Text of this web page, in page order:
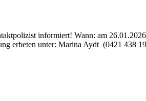
informiert! Wann: am
erbeten unter: Marina Aydt (0421 438